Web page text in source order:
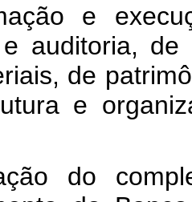
e
e auditoria,
de
e
do